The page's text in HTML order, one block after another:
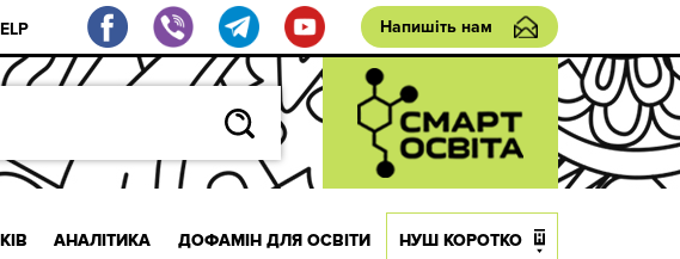
Напишіть нам
АНАЛІТИКА ДОФАМІН ДЛЯ ОСВІТИ НУШ КОРОТКО